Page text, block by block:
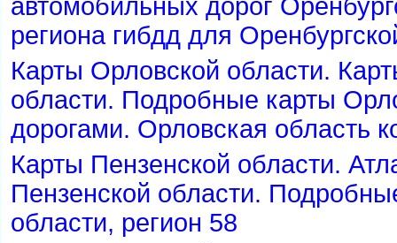
автомобильных дорог
региона гибдд для
Карты Орловской области.
области. Подробные карты
дорогами. Орловская область
Карты Пензенской области.
Пензенской области.
области, регион 58